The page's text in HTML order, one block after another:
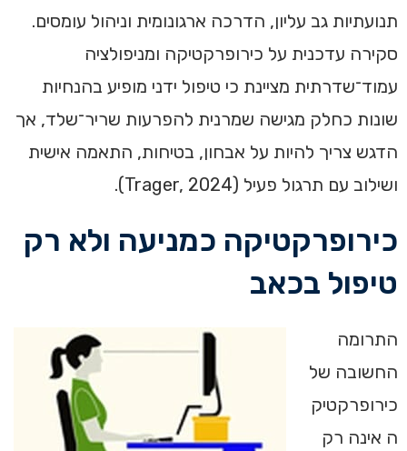
תנועתיות גב עליון, הדרכה ארגונומית וניהול עומסים.
סקירה עדכנית על כירופרקטיקה ומניפולציה
עמוד־שדרתית מציינת כי טיפול ידני מופיע בהנחיות
שונות כחלק מגישה שמרנית להפרעות שריר־שלד, אך
הדגש צריך להיות על אבחון, בטיחות, התאמה אישית
ושילוב עם תרגול פעיל (Trager, 2024).
כירופרקטיקה כמניעה ולא רק
טיפול בכאב
התרומה
החשובה של
כירופרקטיק
ה אינה רק